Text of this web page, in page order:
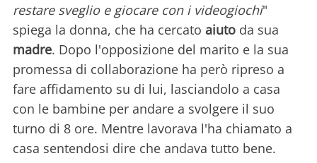
restare sveglio e giocare con i videogiochi"
spiega la donna, che ha cercato aiuto da sua
madre. Dopo l'opposizione del marito e la sua
promessa di collaborazione ha però ripreso a
fare affidamento su di lui, lasciandolo a casa
con le bambine per andare a svolgere il suo
turno di 8 ore. Mentre lavorava l'ha chiamato a
casa sentendosi dire che andava tutto bene.